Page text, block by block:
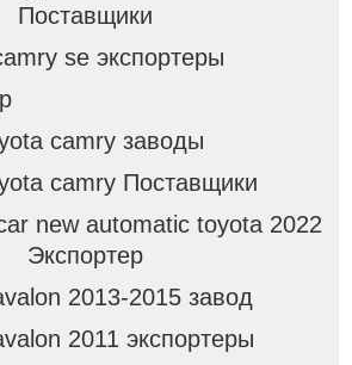
Поставщики
se экспортеры
camry заводы
camry Поставщики
new automatic toyota 2022
Экспортер
2013-2015 завод
2011 экспортеры